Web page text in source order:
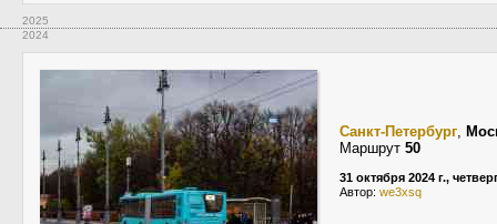
2025
2024
Санкт-Петербург,
Маршрут 50
31 октября 2024 г.,
Автор: we3xsq